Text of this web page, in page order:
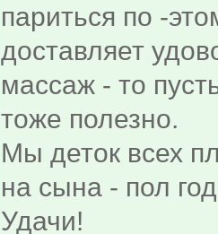
париться по -
доставляет
массаж - то
тоже полезно.
Мы деток всех
на сына - пол
Удачи!